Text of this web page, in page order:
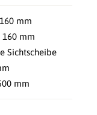
mm
mm
Sichtscheibe
mm